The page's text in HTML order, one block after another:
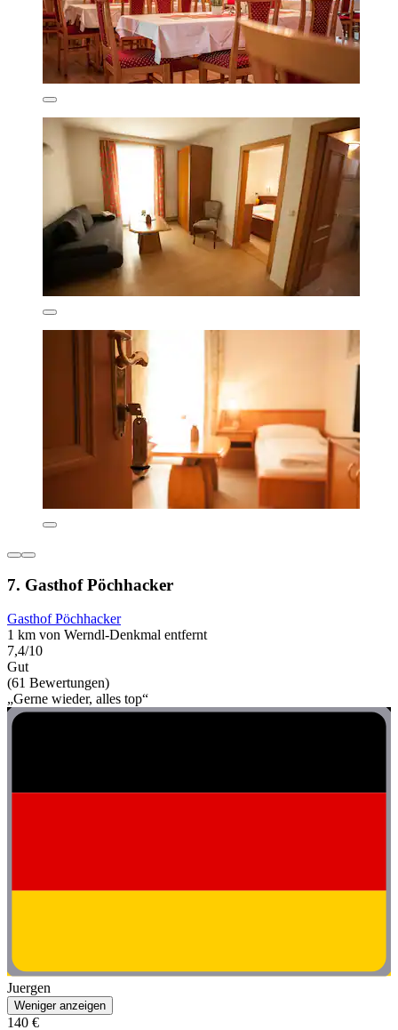
7. Gasthof Pöchhacker
Gasthof Pöchhacker
1 km von Werndl-Denkmal entfernt
7,4/10
Gut
(61 Bewertungen)
„Gerne wieder, alles top“
Juergen
Weniger anzeigen
140 €